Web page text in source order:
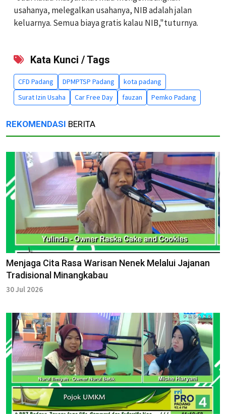
usahanya, melegalkan usahanya, NIB adalah jalan
keluarnya. Semua biaya gratis kalau NIB,"tuturnya.
Kata Kunci / Tags
CFD Padang DPMPTSP Padang
kota padang
Surat Izin Usaha
Car Free Day fauzan Pemko Padang
REKOMENDASI BERITA
Menjaga Cita Rasa Warisan Nenek Melalui Jajanan
Tradisional Minangkabau
30 Jul 2026